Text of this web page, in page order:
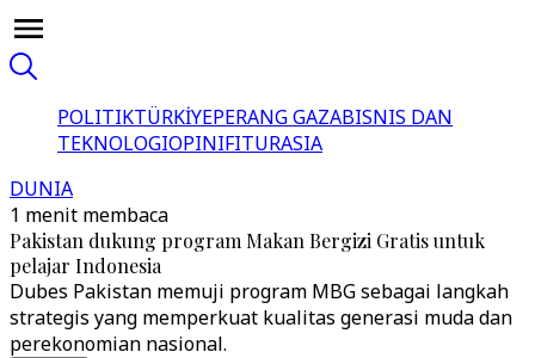
POLITIKTÜRKİYEPERANG GAZABISNIS DAN
TEKNOLOGIOPINIFITURASIA
DUNIA
1 menit membaca
Pakistan dukung program Makan Bergizi Gratis untuk
pelajar Indonesia
Dubes Pakistan memuji program MBG sebagai langkah
strategis yang memperkuat kualitas generasi muda dan
perekonomian nasional.